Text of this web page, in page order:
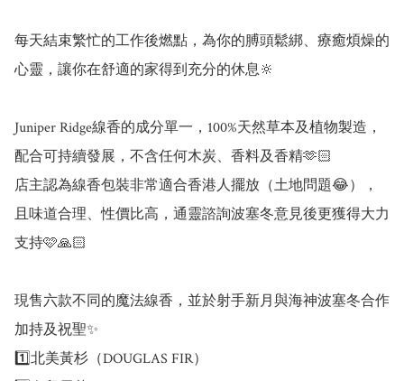
每天結束繁忙的工作後燃點，為你的膊頭鬆綁、療癒煩燥的
心靈，讓你在舒適的家得到充分的休息🔆
Juniper Ridge線香的成分單一，100%天然草本及植物製造，
配合可持續發展，不含任何木炭、香料及香精🫶🏻
店主認為線香包裝非常適合香港人擺放（土地問題😂），
且味道合理、性價比高，通靈諮詢波塞冬意見後更獲得大力
支持🩷🙏🏻
現售六款不同的魔法線香，並於射手新月與海神波塞冬合作
加持及祝聖✨
1️⃣北美黃杉（DOUGLAS FIR）